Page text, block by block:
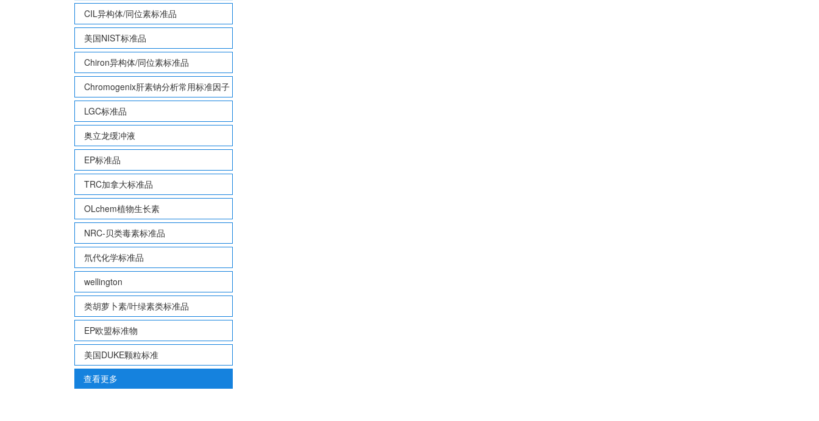
CIL异构体/同位素标准品
美国NIST标准品
Chiron异构体/同位素标准品
Chromogenix肝素钠分析常用标准因子
LGC标准品
奥立龙缓冲液
EP标准品
TRC加拿大标准品
OLchem植物生长素
NRC-贝类毒素标准品
氘代化学标准品
wellington
类胡萝卜素/叶绿素类标准品
EP欧盟标准物
美国DUKE颗粒标准
查看更多